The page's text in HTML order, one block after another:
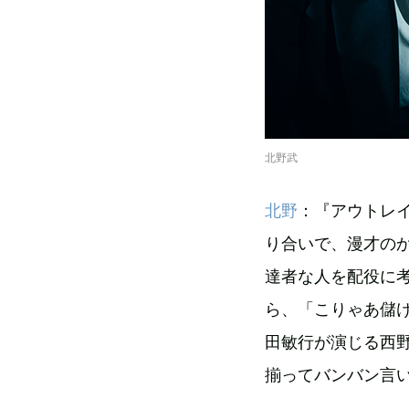
北野武
北野 ：『アウトレ
り合いで、漫才の
達者な人を配役に
ら、「こりゃあ儲
田敏行が演じる西
揃ってバンバン言